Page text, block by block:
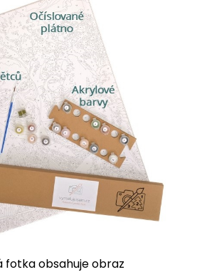
fotka obsahuje obraz